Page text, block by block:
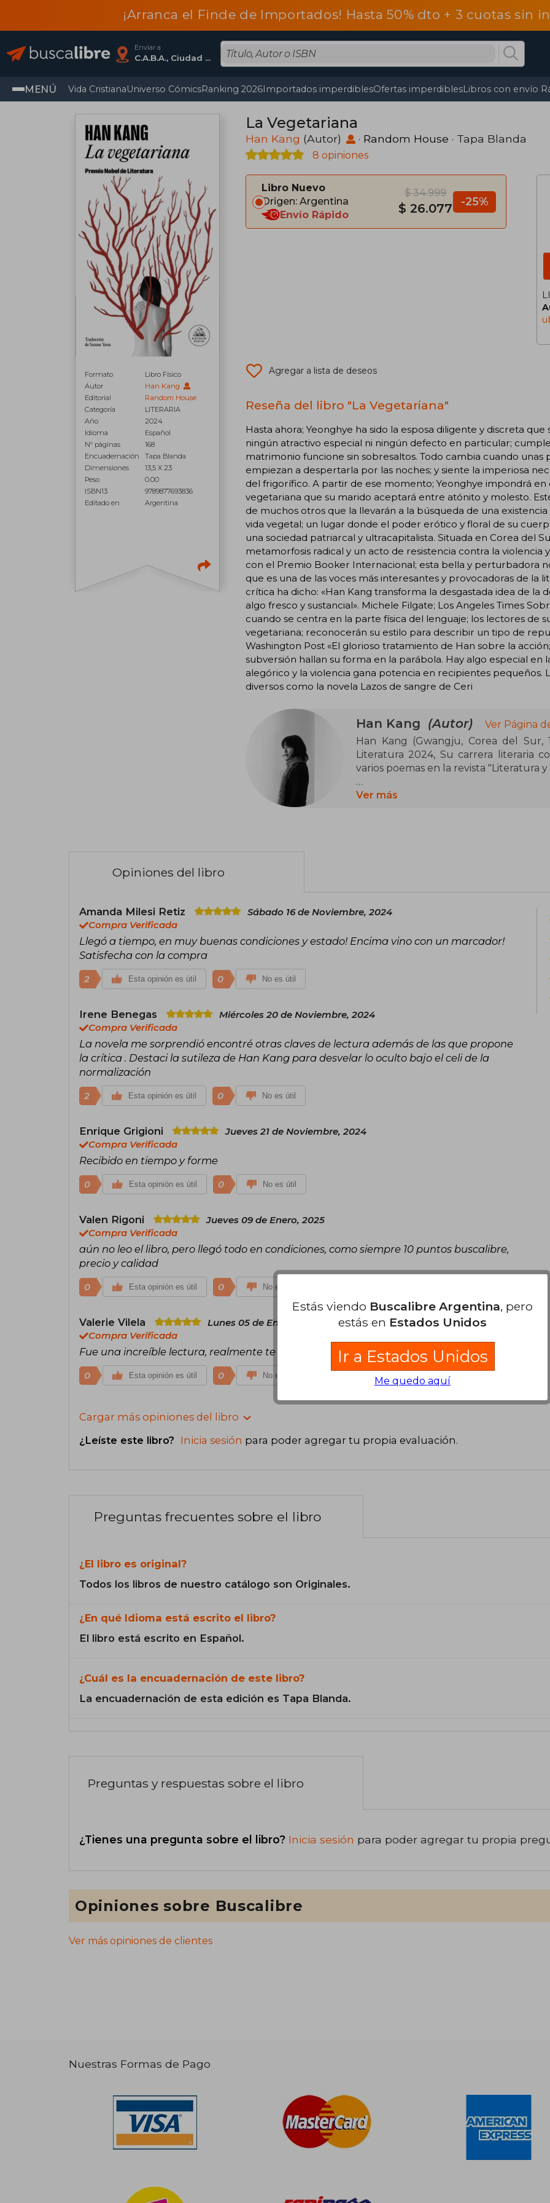
¡Arranca el Finde de Importados! Hasta 50% dto + 3 cuotas sin
Enviar a
C.A.B.A., Ciudad Autónoma De Buenos Aires
MENÚ Vida CristianaUniverso CómicsRanking 2026Importados imperdiblesOfertas imperdiblesLibros con envío
Formato
Libro Físico
Autor
Han Kang
Editorial
Random House
Categoría
LITERARIA
Año
2024
Idioma
Español
N° páginas
168
Encuadernación
Tapa Blanda
Dimensiones
13,5 X 23
Peso
0.00
ISBN13
9789877693836
Editado en
Argentina
La Vegetariana
Han Kang (Autor) · Random House · Tapa Blanda
8 opiniones
Libro Nuevo
Origen: Argentina
Envío Rápido
$ 34.999
$ 26.077 -25%
Agregar a lista de deseos
Reseña del libro "La Vegetariana"
Hasta ahora; Yeonghye ha sido la esposa diligente y discreta
ningún atractivo especial ni ningún defecto en particular;
matrimonio funcione sin sobresaltos. Todo cambia cuando unas
empiezan a despertarla por las noches; y siente la imperiosa
del frigorífico. A partir de ese momento; Yeonghye impondrá en
vegetariana que su marido aceptará entre atónito y molesto.
de muchos otros que la llevarán a la búsqueda de una
vida vegetal; un lugar donde el poder erótico y floral de su
una sociedad patriarcal y ultracapitalista. Situada en Corea del
metamorfosis radical y un acto de resistencia contra la violencia
con el Premio Booker Internacional; esta bella y perturbadora
que es una de las voces más interesantes y provocadoras de la
crítica ha dicho: «Han Kang transforma la desgastada idea de
algo fresco y sustancial». Michele Filgate; Los Angeles Times
cuando se centra en la parte física del lenguaje; los lectores de
vegetariana; reconocerán su estilo para describir un tipo de
Washington Post «El glorioso tratamiento de Han sobre la
subversión hallan su forma en la parábola. Hay algo especial en
alegórico y la violencia gana potencia en recipientes pequeños.
diversos como la novela Lazos de sangre de Ceri
Han Kang (Autor)
Ver Página
Han Kang (Gwangju, Corea del
Literatura 2024, Su carrera literaria
varios poemas en la revista "Literatura y
Al año siguiente, ganó el Concurso
Año, el 25.º Premio de Novela
won y el Premio de Literatura Dong
departamento de Escritura Creativa
2018 y en la actualidad se dedica por
Ver más
Opiniones del libro
Amanda Milesi Retiz
Sábado 16 de Noviembre, 2024
Compra Verificada
Llegó a tiempo, en muy buenas condiciones y estado! Encima vino con un marcador!
Satisfecha con la compra
2 Esta opinión es útil 0 No es útil
Irene Benegas
Miércoles 20 de Noviembre, 2024
Compra Verificada
La novela me sorprendió encontré otras claves de lectura además de las que propone
la crítica . Destaci la sutileza de Han Kang para desvelar lo oculto bajo el celi de la
normalización
2 Esta opinión es útil 0 No es útil
Enrique Grigioni
Jueves 21 de Noviembre, 2024
Compra Verificada
Recibido en tiempo y forme
0 Esta opinión es útil 0 No es útil
Valen Rigoni
Jueves 09 de Enero, 2025
Compra Verificada
aún no leo el libro, pero llegó todo en condiciones, como siempre 10 puntos buscalibre,
precio y calidad
0 Esta opinión es útil 0 No es útil
Valerie Vilela
Lunes 05 de Enero, 2026
Compra Verificada
Fue una increíble lectura, realmente te cambia la vida, recomiendo mucho este libro.
0 Esta opinión es útil 0 No es útil
Cargar más opiniones del libro
¿Leíste este libro? Inicia sesión para poder agregar tu propia evaluación.
Preguntas frecuentes sobre el libro
¿El libro es original?
Todos los libros de nuestro catálogo son Originales.
¿En qué Idioma está escrito el libro?
El libro está escrito en Español.
¿Cuál es la encuadernación de este libro?
La encuadernación de esta edición es Tapa Blanda.
Preguntas y respuestas sobre el libro
¿Tienes una pregunta sobre el libro? Inicia sesión para poder agregar tu propia
Opiniones sobre Buscalibre
Ver más opiniones de clientes
Nuestras Formas de Pago
Estás viendo Buscalibre Argentina, pero
estás en Estados Unidos
Ir a Estados Unidos
Me quedo aquí